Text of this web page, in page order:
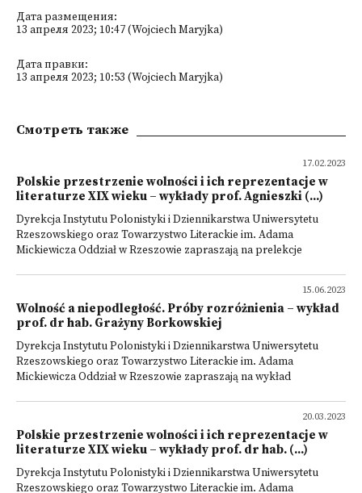
Дата размещения:
13 апреля 2023; 10:47 (Wojciech Maryjka)
Дата правки:
13 апреля 2023; 10:53 (Wojciech Maryjka)
Смотреть также
17.02.2023
Polskie przestrzenie wolności i ich reprezentacje w
literaturze XIX wieku – wykłady prof. Agnieszki (...)
Dyrekcja Instytutu Polonistyki i Dziennikarstwa Uniwersytetu
Rzeszowskiego oraz Towarzystwo Literackie im. Adama
Mickiewicza Oddział w Rzeszowie zapraszają na prelekcje
15.06.2023
Wolność a niepodległość. Próby rozróżnienia – wykład
prof. dr hab. Grażyny Borkowskiej
Dyrekcja Instytutu Polonistyki i Dziennikarstwa Uniwersytetu
Rzeszowskiego oraz Towarzystwo Literackie im. Adama
Mickiewicza Oddział w Rzeszowie zapraszają na wykład
20.03.2023
Polskie przestrzenie wolności i ich reprezentacje w
literaturze XIX wieku – wykłady prof. dr hab. (...)
Dyrekcja Instytutu Polonistyki i Dziennikarstwa Uniwersytetu
Rzeszowskiego oraz Towarzystwo Literackie im. Adama